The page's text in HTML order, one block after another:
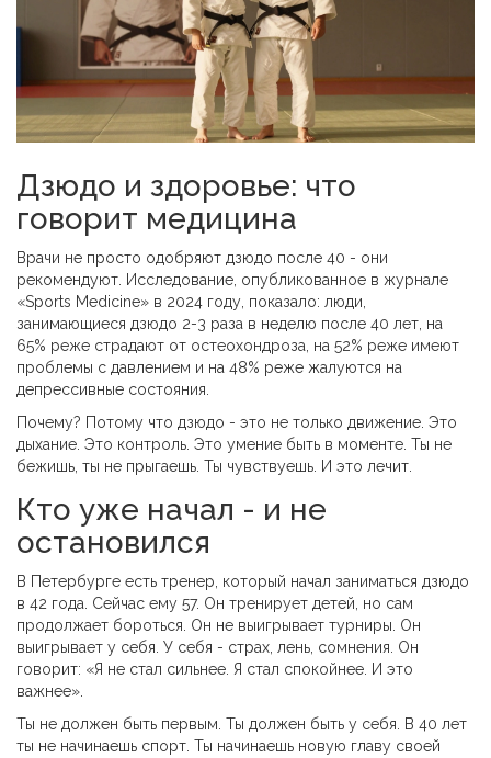
Дзюдо и здоровье: что
говорит медицина
Врачи не просто одобряют дзюдо после 40 - они
рекомендуют. Исследование, опубликованное в журнале
«Sports Medicine» в 2024 году, показало: люди,
занимающиеся дзюдо 2-3 раза в неделю после 40 лет, на
65% реже страдают от остеохондроза, на 52% реже имеют
проблемы с давлением и на 48% реже жалуются на
депрессивные состояния.
Почему? Потому что дзюдо - это не только движение. Это
дыхание. Это контроль. Это умение быть в моменте. Ты не
бежишь, ты не прыгаешь. Ты чувствуешь. И это лечит.
Кто уже начал - и не
остановился
В Петербурге есть тренер, который начал заниматься дзюдо
в 42 года. Сейчас ему 57. Он тренирует детей, но сам
продолжает бороться. Он не выигрывает турниры. Он
выигрывает у себя. У себя - страх, лень, сомнения. Он
говорит: «Я не стал сильнее. Я стал спокойнее. И это
важнее».
Ты не должен быть первым. Ты должен быть у себя. В 40 лет
ты не начинаешь спорт. Ты начинаешь новую главу своей